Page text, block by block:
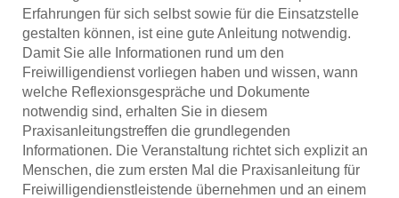
Erfahrungen für sich selbst sowie für die Einsatzstelle
gestalten können, ist eine gute Anleitung notwendig.
Damit Sie alle Informationen rund um den
Freiwilligendienst vorliegen haben und wissen, wann
welche Reflexionsgespräche und Dokumente
notwendig sind, erhalten Sie in diesem
Praxisanleitungstreffen die grundlegenden
Informationen. Die Veranstaltung richtet sich explizit an
Menschen, die zum ersten Mal die Praxisanleitung für
Freiwilligendienstleistende übernehmen und an einem